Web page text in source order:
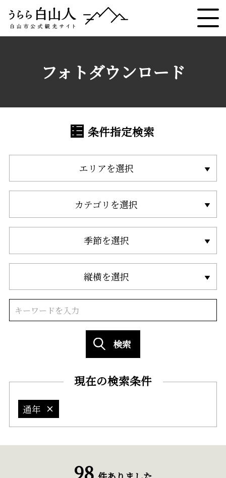
フォトダウンロード
条件指定検索
エリアを選択
カテゴリを選択
季節を選択
縦横を選択
検索
現在の検索条件
通年
98